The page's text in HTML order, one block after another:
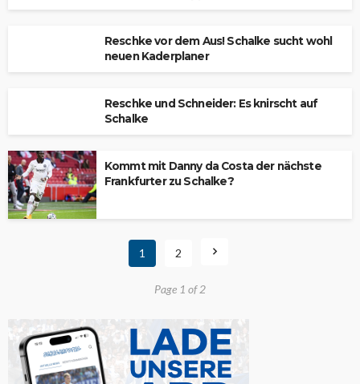
Reschke vor dem Aus! Schalke sucht wohl
neuen Kaderplaner
Reschke und Schneider: Es knirscht auf
Schalke
Kommt mit Danny da Costa der nächste
Frankfurter zu Schalke?
1 2
Page 1 of 2